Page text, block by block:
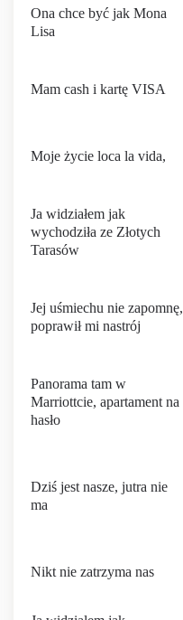
Ona chce być jak Mona
Lisa
Mam cash i kartę VISA
Moje życie loca la vida,
Ja widziałem jak
wychodziła ze Złotych
Tarasów
Jej uśmiechu nie zapomnę,
poprawił mi nastrój
Panorama tam w
Marriottcie, apartament na
hasło
Dziś jest nasze, jutra nie
ma
Nikt nie zatrzyma nas